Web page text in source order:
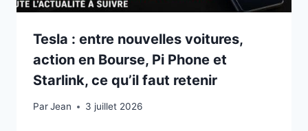
Tesla : entre nouvelles voitures,
action en Bourse, Pi Phone et
Starlink, ce qu’il faut retenir
ParJean
3 juillet 20263 juillet 2026